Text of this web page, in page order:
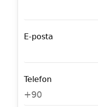
E-posta
Telefon
+90